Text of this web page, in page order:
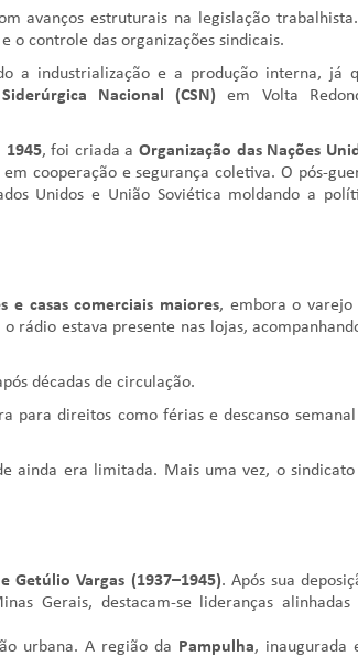
avanços estruturais na legislação
o controle das organizações sindicais.
a industrialização e a produção interna, já
Nacional (CSN) em Volta
1945, foi criada aOrganização das Nações
cooperação e segurança coletiva. O pós-
Unidos e União Soviética moldando a
e casas comerciais maiores, embora o varejo
rádio estava presente nas lojas,
décadas de circulação.
para direitos como férias e descanso
ainda era limitada. Mais uma vez, o sindicato
Getúlio Vargas (1937–1945). Após sua
Gerais, destacam-se lideranças alinhadas
urbana. A região da Pampulha, inaugurada